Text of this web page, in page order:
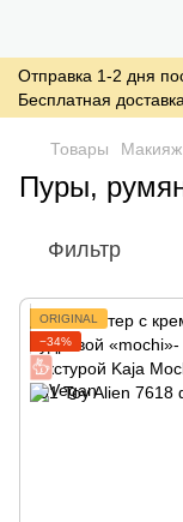
Отправка 1-2 дня
Бесплатная
Товары Макияж
Пуры,
Фильтр
ORIGINAL
−34%